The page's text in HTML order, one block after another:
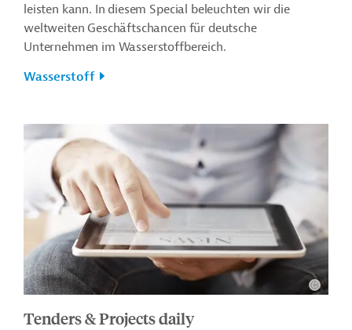
leisten kann. In diesem Special beleuchten wir die
weltweiten Geschäftschancen für deutsche
Unternehmen im Wasserstoffbereich.
Wasserstoff
Tenders & Projects daily